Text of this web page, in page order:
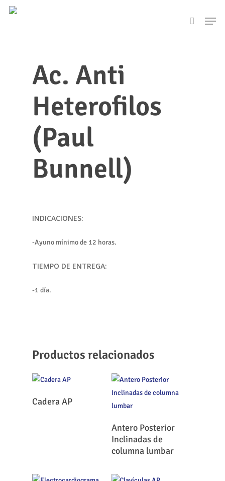
Skip
search
Ac. Anti
Heterofilos
(Paul
Bunnell)
INDICACIONES:
-Ayuno mínimo de 12 horas.
TIEMPO DE ENTREGA:
-1 día.
Productos relacionados
Leer Más
Cadera AP
Leer Más
Antero Posterior
Inclinadas de
columna lumbar